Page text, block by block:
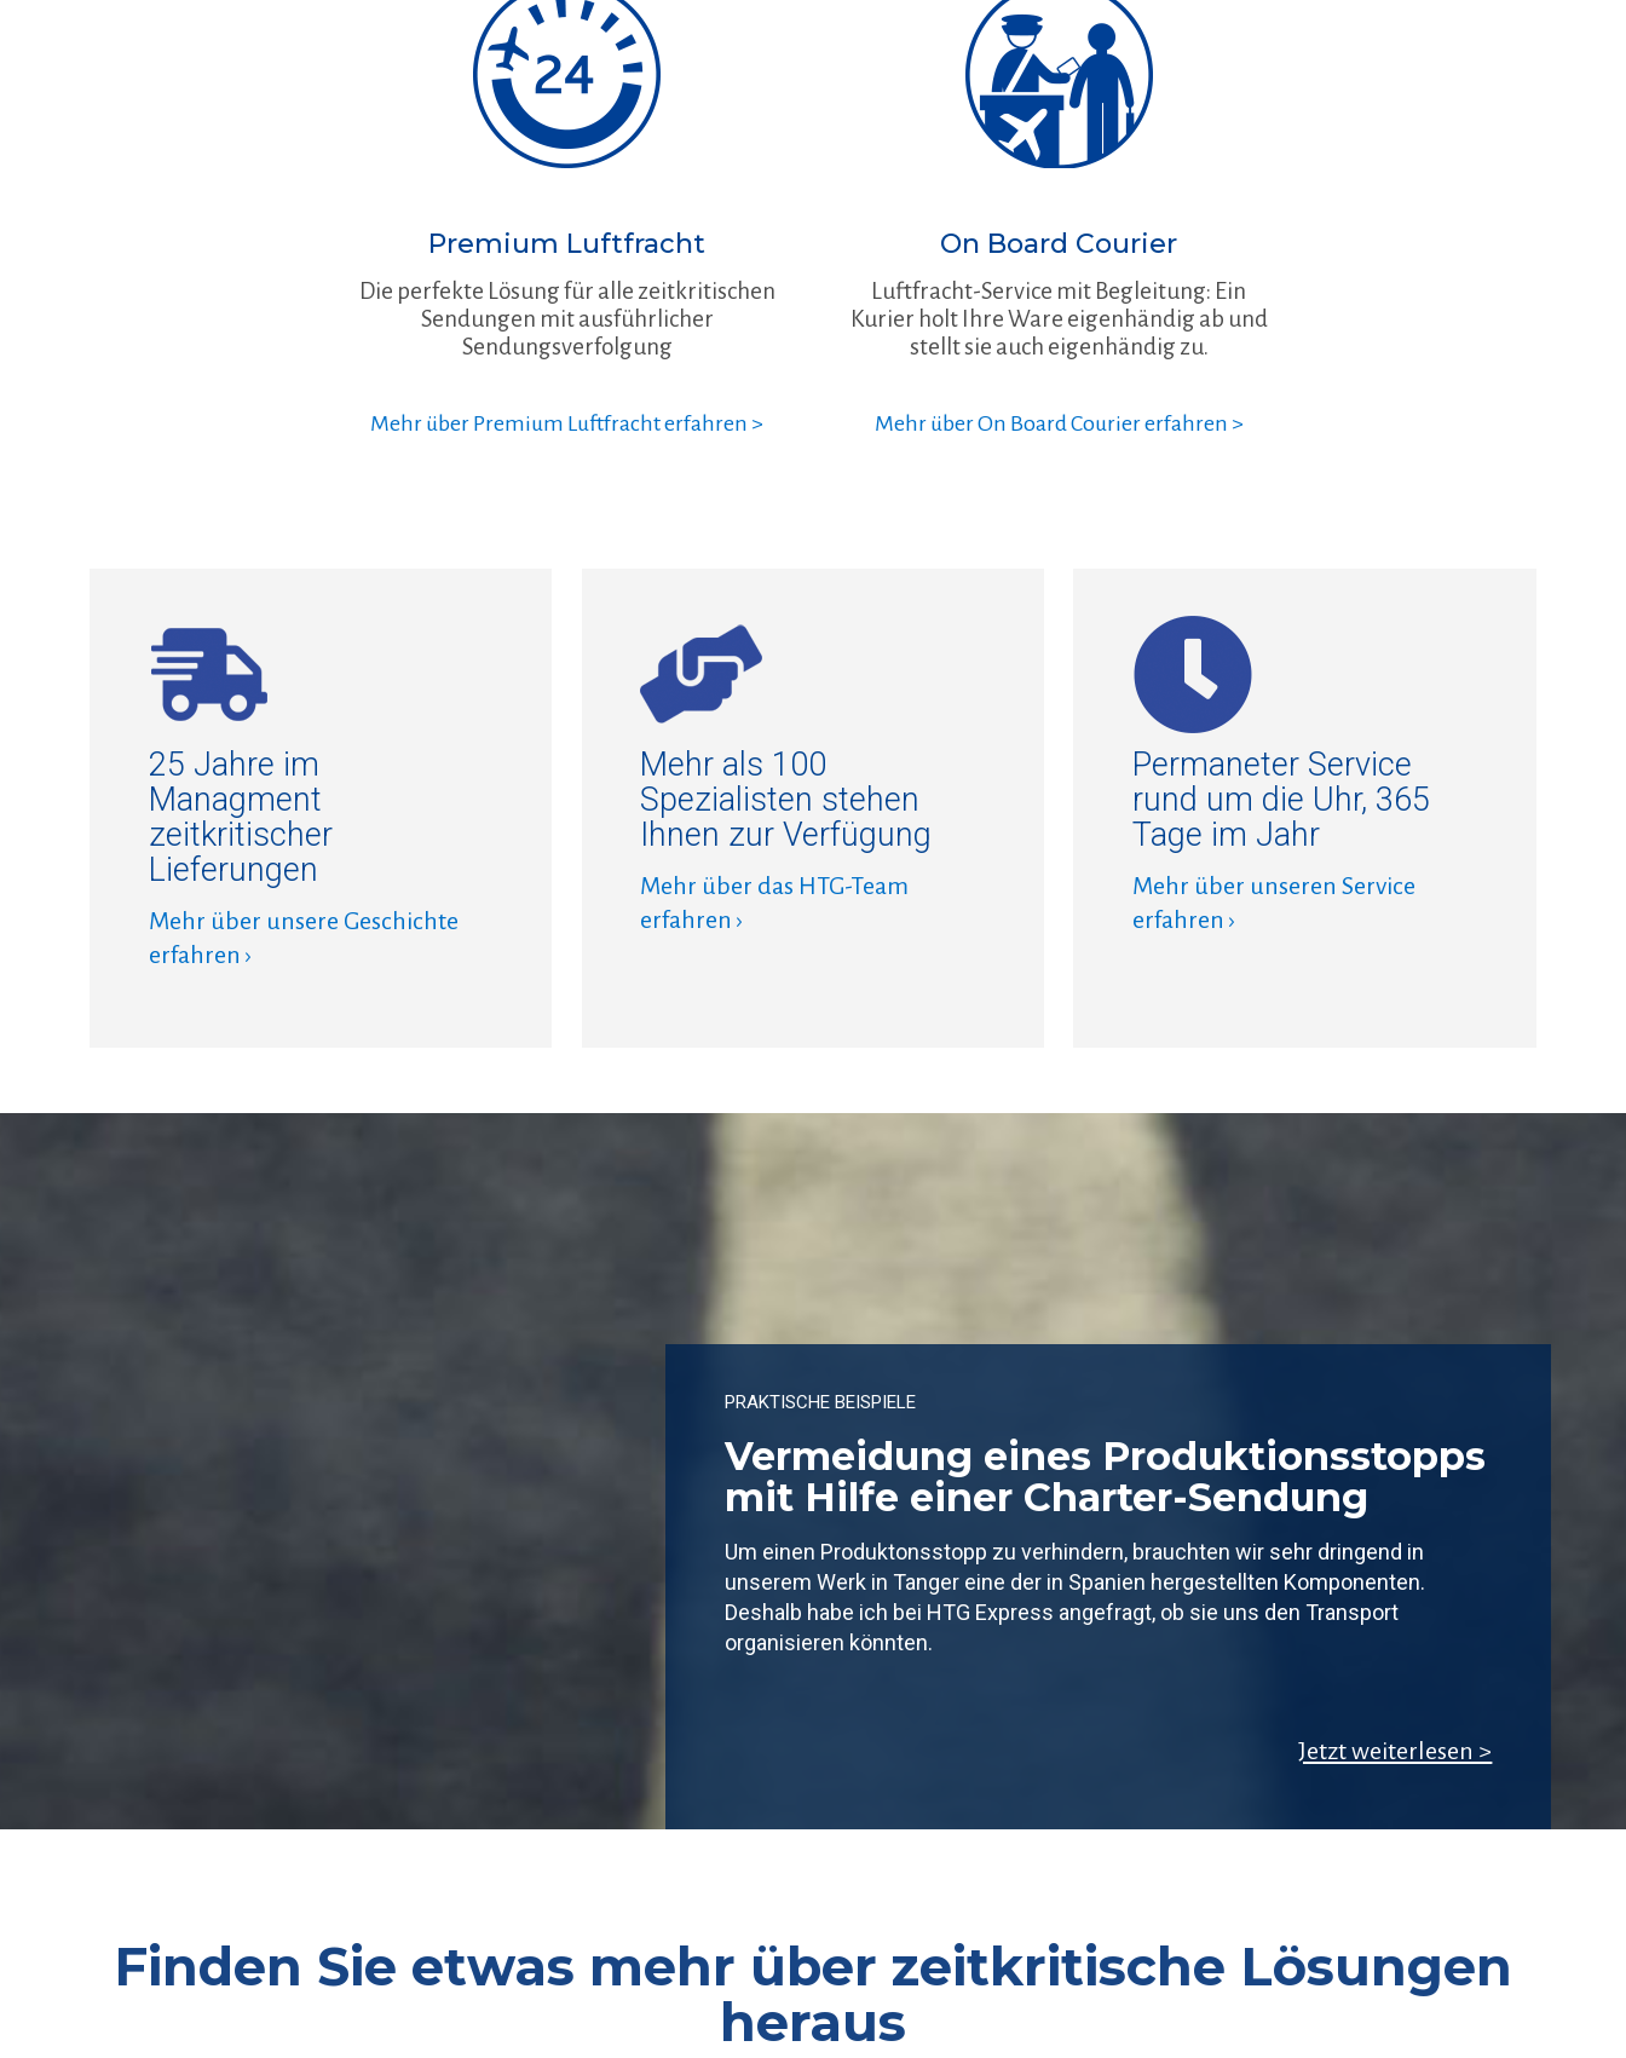
Premium Luftfracht
Die perfekte Lösung für alle zeitkritischen
Sendungen mit ausführlicher
Sendungsverfolgung
Mehr über Premium Luftfracht erfahren >
On Board Courier
Luftfracht-Service mit Begleitung: Ein
Kurier holt Ihre Ware eigenhändig ab und
stellt sie auch eigenhändig zu.
Mehr über On Board Courier erfahren >
25 Jahre im
Managment
zeitkritischer
Lieferungen
Mehr über unsere Geschichte
erfahren ›
Mehr als 100
Spezialisten stehen
Ihnen zur Verfügung
Mehr über das HTG-Team
erfahren ›
Permaneter Service
rund um die Uhr, 365
Tage im Jahr
Mehr über unseren Service
erfahren ›
PRAKTISCHE BEISPIELE
Vermeidung eines Produktionsstopps
mit Hilfe einer Charter-Sendung
Um einen Produktonsstopp zu verhindern, brauchten wir sehr dringend in
unserem Werk in Tanger eine der in Spanien hergestellten Komponenten.
Deshalb habe ich bei HTG Express angefragt, ob sie uns den Transport
organisieren könnten.
Jetzt weiterlesen >
Finden Sie etwas mehr über zeitkritische Lösungen
heraus